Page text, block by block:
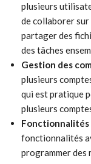
plusieurs
de collaborer sur
partager des
des tâches
Gestion des
plusieurs
qui est pratique
plusieurs
Fonctionnalités
fonctionnalités
programmer des